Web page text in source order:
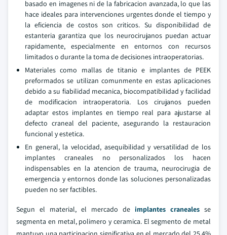
basado en imagenes ni de la fabricacion avanzada, lo que las
hace ideales para intervenciones urgentes donde el tiempo y
la eficiencia de costos son criticos. Su disponibilidad de
estanteria garantiza que los neurocirujanos puedan actuar
rapidamente, especialmente en entornos con recursos
limitados o durante la toma de decisiones intraoperatorias.
Materiales como mallas de titanio e implantes de PEEK
preformados se utilizan comunmente en estas aplicaciones
debido a su fiabilidad mecanica, biocompatibilidad y facilidad
de modificacion intraoperatoria. Los cirujanos pueden
adaptar estos implantes en tiempo real para ajustarse al
defecto craneal del paciente, asegurando la restauracion
funcional y estetica.
En general, la velocidad, asequibilidad y versatilidad de los
implantes craneales no personalizados los hacen
indispensables en la atencion de trauma, neurocirugia de
emergencia y entornos donde las soluciones personalizadas
pueden no ser factibles.
Segun el material, el mercado de implantes craneales se
segmenta en metal, polimero y ceramica. El segmento de metal